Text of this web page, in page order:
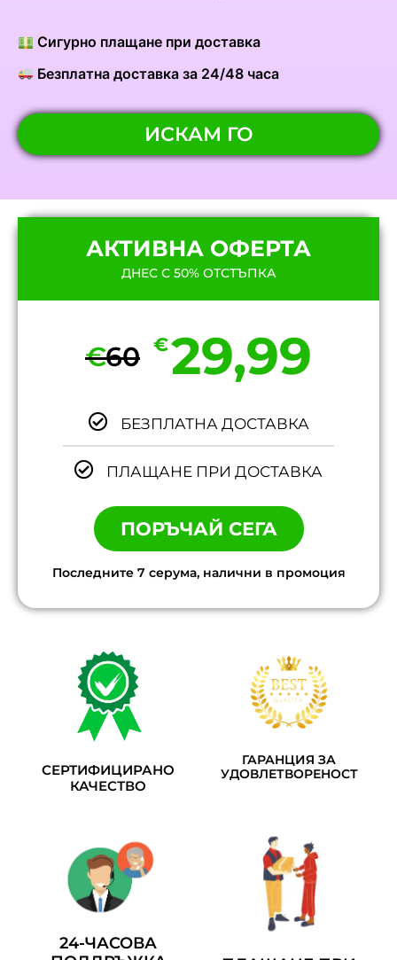
Сигурно плащане при доставка
Безплатна доставка за 24/48 часа
ИСКАМ ГО
АКТИВНА ОФЕРТА
ДНЕС С 50% ОТСТЪПКА
€60 €29,99
БЕЗПЛАТНА ДОСТАВКА
ПЛАЩАНЕ ПРИ ДОСТАВКА
ПОРЪЧАЙ СЕГА
Последните 7 серума, налични в промоция
СЕРТИФИЦИРАНО
КАЧЕСТВО
ГАРАНЦИЯ ЗА
УДОВЛЕТВОРЕНОСТ
24-ЧАСОВА